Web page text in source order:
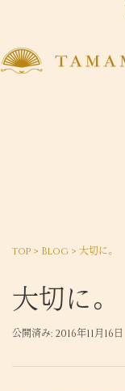
top > Blog > 大切に。
大切に。
公開済み: 2016年11月16日